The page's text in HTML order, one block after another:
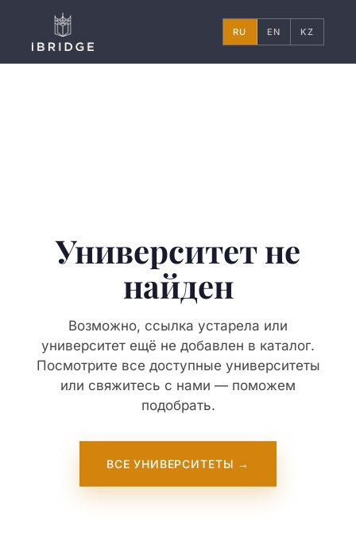
RU EN KZ
Университет не
найден
Возможно, ссылка устарела или
университет ещё не добавлен в каталог.
Посмотрите все доступные университеты
или свяжитесь с нами — поможем
подобрать.
ВСЕ УНИВЕРСИТЕТЫ →